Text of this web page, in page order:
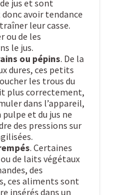
jus et sont
avoir tendance
leur casse.
ou de les
le jus.
ou pépins. De la
dures, ces petits
les trous du
plus correctement,
dans l’appareil,
et du jus ne
des pressions sur
. Certaines
de laits végétaux
des
ces aliments sont
insérés dans un